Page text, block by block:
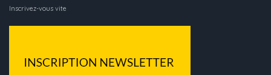
Inscrivez-vous vite